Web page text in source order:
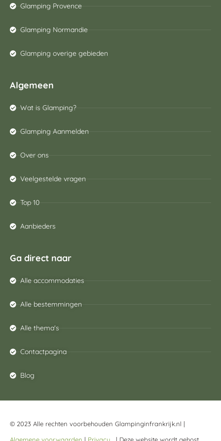
Glamping Provence
Glamping Normandie
Glamping overige gebieden
Algemeen
Wat is Glamping?
Glamping Aanmelden
Over ons
Veelgestelde vragen
Top 10
Aanbieders
Ga direct naar
Alle accommodaties
Alle bestemmingen
Alle thema's
Contactpagina
Blog
© 2023 Alle rechten voorbehouden Glampinginfrankrijk.nl |